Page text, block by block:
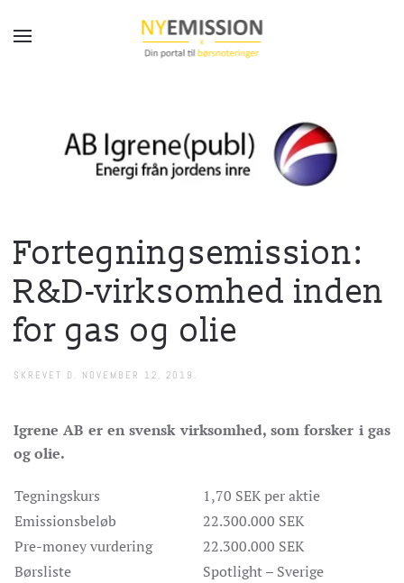
Gå til hovedindhold
Fortegningsemission:
R&D-virksomhed inden
for gas og olie
SKREVET D. NOVEMBER 12, 2019 .
Igrene AB er en svensk virksomhed, som forsker i gas
og olie.
Tegningskurs
1,70 SEK per aktie
Emissionsbeløb
22.300.000 SEK
Pre-money vurdering
22.300.000 SEK
Børsliste
Spotlight – Sverige